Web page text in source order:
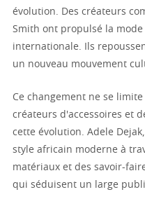
évolution. Des créateurs
Smith ont propulsé la
internationale. Ils
un nouveau mouvement
Ce changement ne se
créateurs d'accessoires et
cette évolution. Adele
style africain moderne à
matériaux et des savoir-
qui séduisent un large